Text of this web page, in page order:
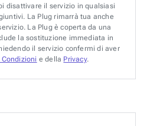
disattivare il servizio in qualsiasi
La Plug rimarrà tua anche
La Plug è coperta da una
la sostituzione immediata in
il servizio confermi di aver
e della Privacy.